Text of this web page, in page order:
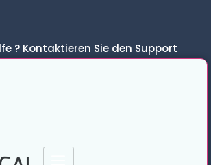
? Kontaktieren Sie den Support